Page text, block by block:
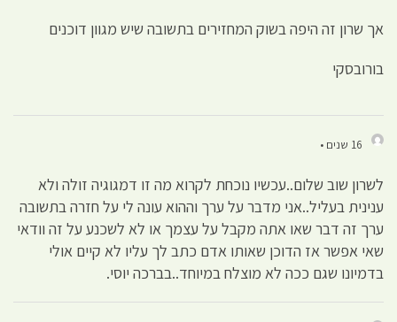
אך שרון זה היפה בשוק המחזירים בתשובה שיש מגוון דוכנים
בורובסקי
16 שנים •
לשרון שוב שלום..עכשיו נוכחת לקרוא מה זו דמגוגיה זולה ולא
ענינית בעליל..אני מדבר על ערך וההוא עונה לי על חזרה בתשובה
ערך זה דבר שאו אתה מקבל על עצמך או לא לשכנע על זה וודאי
שאי אפשר אז הדוכן שאותו אדם כתב לך עליו לא קיים אולי
בדמיונו שגם ככה לא מוצלח במיוחד..בברכה יוסי.